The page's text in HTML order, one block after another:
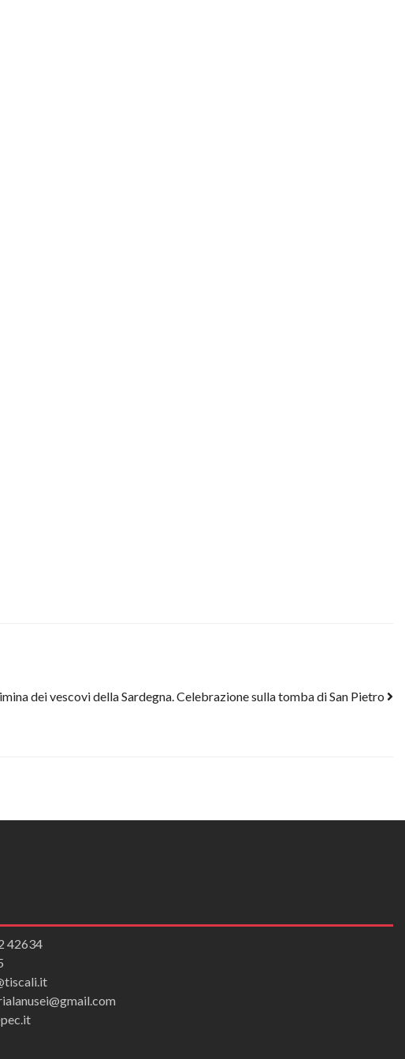
dei vescovi della Sardegna. Celebrazione sulla tomba di San Pietro
42634